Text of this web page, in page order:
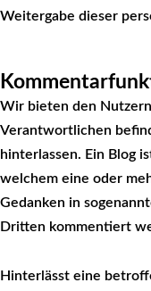
Weitergabe dieser
Wir bieten den
Verantwortlichen
hinterlassen. Ein Blog
welchem eine oder
Gedanken in
Dritten kommentiert
Hinterlässt eine